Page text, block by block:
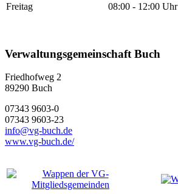
Freitag 08:00 - 12:00 Uhr
Verwaltungsgemeinschaft Buch
Friedhofweg 2
89290 Buch
07343 9603-0
07343 9603-23
info@vg-buch.de
www.vg-buch.de/